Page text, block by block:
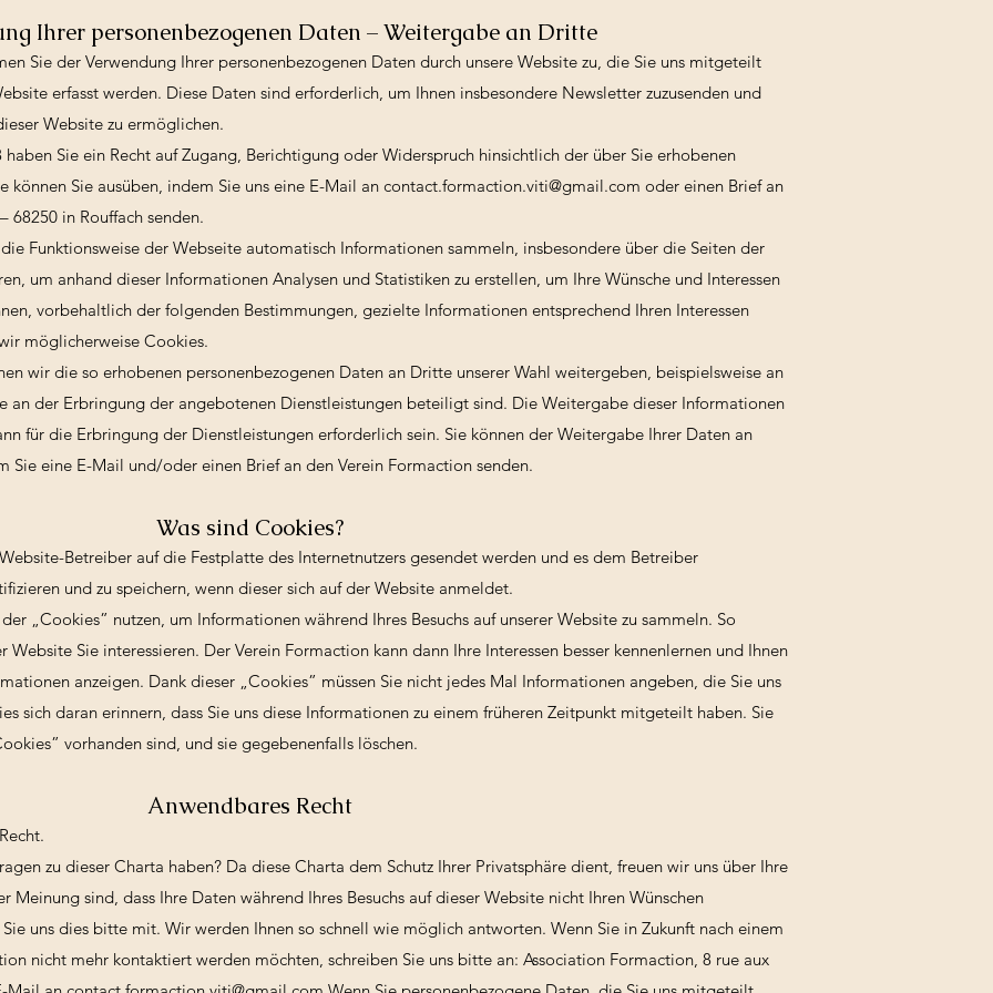
Ihrer personenbezogenen Daten – Weitergabe an Dritte
Sie der Verwendung Ihrer personenbezogenen Daten durch unsere Website zu, die Sie uns mitgeteilt
erfasst werden. Diese Daten sind erforderlich, um Ihnen insbesondere Newsletter zuzusenden und
Website zu ermöglichen.
Sie ein Recht auf Zugang, Berichtigung oder Widerspruch hinsichtlich der über Sie erhobenen
können Sie ausüben, indem Sie uns eine E-Mail an contact.formaction.viti@gmail.com oder einen Brief an
68250 in Rouffach senden.
Funktionsweise der Webseite automatisch Informationen sammeln, insbesondere über die Seiten der
um anhand dieser Informationen Analysen und Statistiken zu erstellen, um Ihre Wünsche und Interessen
vorbehaltlich der folgenden Bestimmungen, gezielte Informationen entsprechend Ihren Interessen
möglicherweise Cookies.
wir die so erhobenen personenbezogenen Daten an Dritte unserer Wahl weitergeben, beispielsweise an
an der Erbringung der angebotenen Dienstleistungen beteiligt sind. Die Weitergabe dieser Informationen
für die Erbringung der Dienstleistungen erforderlich sein. Sie können der Weitergabe Ihrer Daten an
Sie eine E-Mail und/oder einen Brief an den Verein Formaction senden.
Was sind Cookies?
Betreiber auf die Festplatte des Internetnutzers gesendet werden und es dem Betreiber
und zu speichern, wenn dieser sich auf der Website anmeldet.
„Cookies” nutzen, um Informationen während Ihres Besuchs auf unserer Website zu sammeln. So
Website Sie interessieren. Der Verein Formaction kann dann Ihre Interessen besser kennenlernen und Ihnen
anzeigen. Dank dieser „Cookies” müssen Sie nicht jedes Mal Informationen angeben, die Sie uns
sich daran erinnern, dass Sie uns diese Informationen zu einem früheren Zeitpunkt mitgeteilt haben. Sie
vorhanden sind, und sie gegebenenfalls löschen.
Anwendbares Recht
zu dieser Charta haben? Da diese Charta dem Schutz Ihrer Privatsphäre dient, freuen wir uns über Ihre
Meinung sind, dass Ihre Daten während Ihres Besuchs auf dieser Website nicht Ihren Wünschen
uns dies bitte mit. Wir werden Ihnen so schnell wie möglich antworten. Wenn Sie in Zukunft nach einem
nicht mehr kontaktiert werden möchten, schreiben Sie uns bitte an: Association Formaction, 8 rue aux